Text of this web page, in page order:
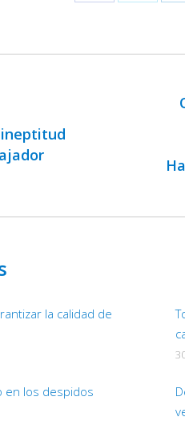
Facebook
X
la calidad de
en los despidos